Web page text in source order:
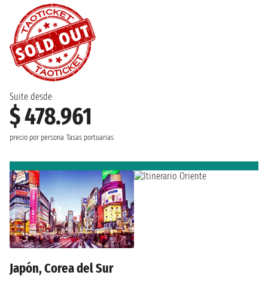
Suite desde
$ 478.961
precio por persona Tasas portuarias
Japón, Corea del Sur